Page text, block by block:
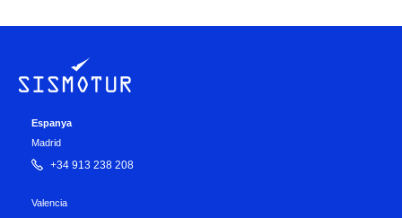
Espanya
Madrid
+34 913 238 208
Valencia